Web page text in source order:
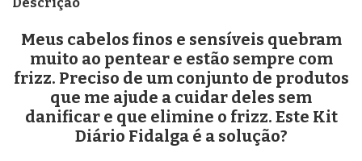
Meus cabelos finos e sensíveis quebram
muito ao pentear e estão sempre com
frizz. Preciso de um conjunto de produtos
que me ajude a cuidar deles sem
danificar e que elimine o frizz. Este Kit
Diário Fidalga é a solução?